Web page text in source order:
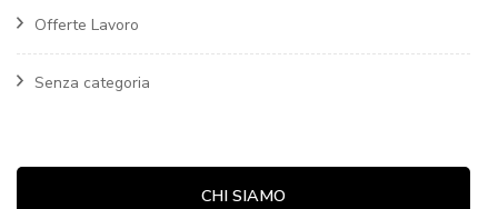
Offerte Lavoro
Senza categoria
CHI SIAMO